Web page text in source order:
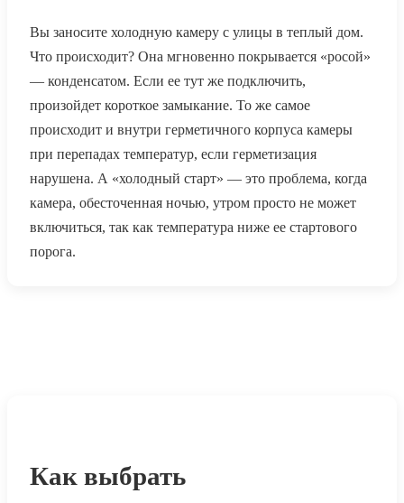
Вы заносите холодную камеру с улицы в теплый дом.
Что происходит? Она мгновенно покрывается «росой»
— конденсатом. Если ее тут же подключить,
произойдет короткое замыкание. То же самое
происходит и внутри герметичного корпуса камеры
при перепадах температур, если герметизация
нарушена. А «холодный старт» — это проблема, когда
камера, обесточенная ночью, утром просто не может
включиться, так как температура ниже ее стартового
порога.
Как выбрать